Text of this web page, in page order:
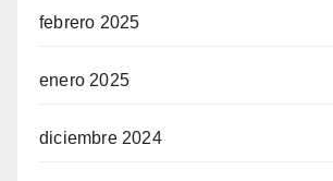
febrero 2025
enero 2025
diciembre 2024